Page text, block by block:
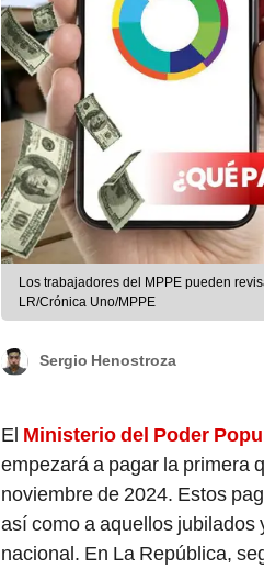
Los trabajadores del MPPE pueden
LR/Crónica Uno/MPPE
Sergio Henostroza
El Ministerio del Poder
empezará a pagar la primera
noviembre de 2024. Estos
así como a aquellos
nacional. En La República,